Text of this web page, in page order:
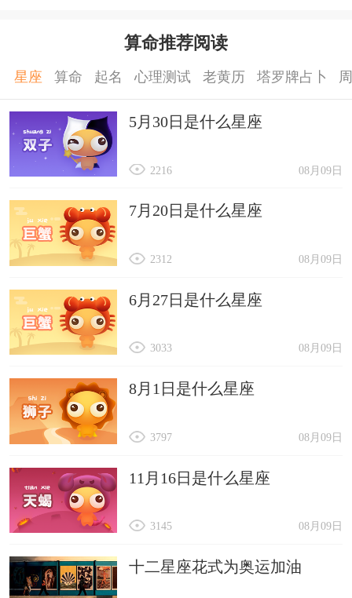
算命推荐阅读
星座 算命 起名 心理测试 老黄历 塔罗牌占卜
5月30日是什么星座
08月09日
2216
7月20日是什么星座
08月09日
2312
6月27日是什么星座
08月09日
3033
8月1日是什么星座
08月09日
3797
11月16日是什么星座
08月09日
3145
十二星座花式为奥运加油